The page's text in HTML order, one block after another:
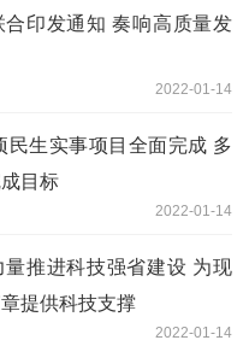
合印发通知 奏响高质量发
2022-01-14
民生实事项目全面完成 多
目标
2022-01-14
量推进科技强省建设 为现
提供科技支撑
2022-01-14